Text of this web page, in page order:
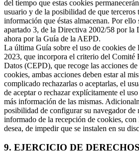
del tiempo que estas cookies
usuario y de la posibilidad de que terceros
información que éstas almacenan. Por
apartado 3, de la Directiva 2002/58 por la
ahora por la Guía de la AEPD.
La última Guía sobre el uso de cookies
2023, que incorpora el criterio del Comité
Datos (CEPD), que recoge las acciones
cookies, ambas acciones deben estar al
complicado rechazarlas o aceptarlas, el
de aceptar o rechazar explícitamente el
más información de las mismas.
posibilidad de configurar su navegador de
informado de la recepción de cookies,
desea, de impedir que se instalen en su
9. EJERCICIO DE DERECHOS